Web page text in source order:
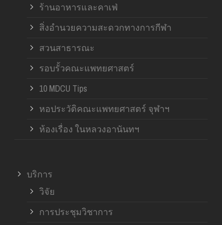
ร้านอาหารและคาเฟ่
สิ่งอำนวยความสะดวกทางการกีฬา
สวนสาธารณะ
รอบรั้วคณะแพทยศาสตร์
10 MDCU Tips
หอประวัติคณะแพทยศาสตร์ จุฬาฯ
ห้องเรื่อง ในหลวงอานันทฯ
บริการ
วิจัย
การประชุมวิชาการ